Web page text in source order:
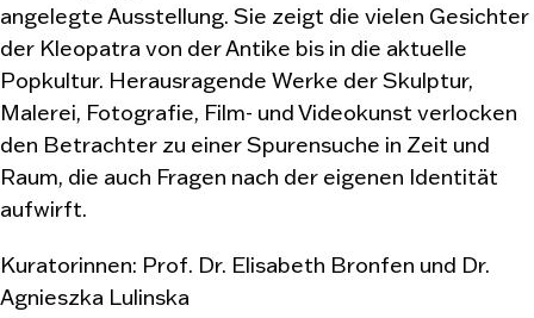
angelegte Ausstellung. Sie zeigt die vielen Gesichter
der Kleopatra von der Antike bis in die aktuelle
Popkultur. Herausragende Werke der Skulptur,
Malerei, Fotografie, Film- und Videokunst verlocken
den Betrachter zu einer Spurensuche in Zeit und
Raum, die auch Fragen nach der eigenen Identität
aufwirft.
Kuratorinnen: Prof. Dr. Elisabeth Bronfen und Dr.
Agnieszka Lulinska